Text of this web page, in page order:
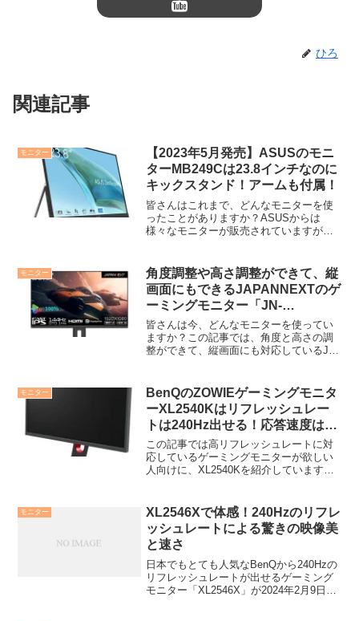
ひろ
関連記事
モニター
【2023年5月発売】ASUSのモニ
ターMB249Cは23.8インチなのに
キックスタンド！アームも付属！
皆さんはこれまで、どんなモニターを使
ったことがありますか？ASUSからは
様々なモニターが販売されていますが、
で、23.8インチの大きさであるにも関わ
らず、2.8...
モニター
角度調整や高さ調整ができて、縦
画面にもできるJAPANNEXTのゲ
ーミングモニター「JN-
238Gi144FHDR-HSP」を紹介！
皆さんは今、どんなモニターを使ってい
ますか？この記事では、角度と高さの調
整ができて、縦画面にも対応しているJN-
台で買えるコスパがいいゲーミングモニ
ター...
モニター
BenQのZOWIEゲーミングモニタ
ーXL2540Kはリフレッシュレー
トは240Hz出せる！応答速度は4
段階から選択可能！
この記事では高リフレッシュレートに対
応しているゲーミングモニターが欲しい
人向けに、XL2540Kを紹介しています。
いて、信頼性も高い製品になります。購
入はこちら → ...
モニター
XL2546Xで体感！240Hzのリフレ
ッシュレートによる驚きの映像美
と速さ
日本でもとても人気なBenQから240Hzの
リフレッシュレートが出せるゲーミング
モニター「XL2546X」が2024年2月9日に